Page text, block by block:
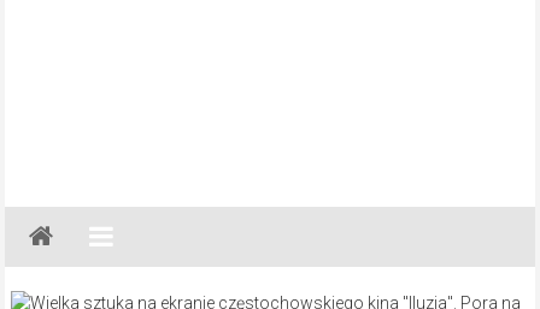
Gazeta
Regionalna
Częstochowa,